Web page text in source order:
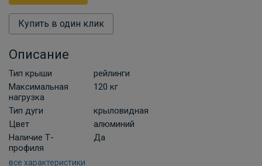
Купить в один клик
Описание
Тип крыши
рейлинги
Максимальная
нагрузка
120 кг
Тип дуги
крыловидная
Цвет
алюминий
Наличие Т-
профиля
Да
все характеристики